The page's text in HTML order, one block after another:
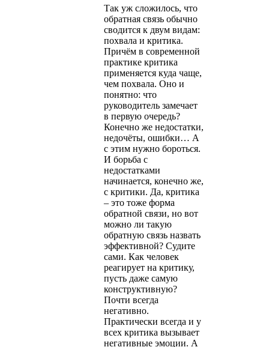
Так уж сложилось, что
обратная связь обычно
сводится к двум видам:
похвала и критика.
Причём в современной
практике критика
применяется куда чаще,
чем похвала. Оно и
понятно: что
руководитель замечает
в первую очередь?
Конечно же недостатки,
недочёты, ошибки… А
с этим нужно бороться.
И борьба с
недостатками
начинается, конечно же,
с критики. Да, критика
– это тоже форма
обратной связи, но вот
можно ли такую
обратную связь назвать
эффективной? Судите
сами. Как человек
реагирует на критику,
пусть даже самую
конструктивную?
Почти всегда
негативно.
Практически всегда и у
всех критика вызывает
негативные эмоции. А